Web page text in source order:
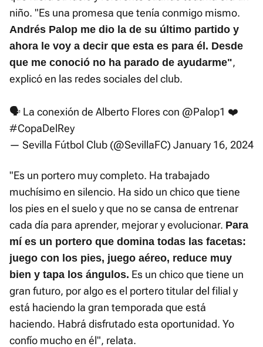
niño. "Es una promesa que tenía conmigo mismo.
Andrés Palop me dio la de su último partido y
ahora le voy a decir que esta es para él. Desde
que me conoció no ha parado de ayudarme",
explicó en las redes sociales del club.
🗣️ La conexión de Alberto Flores con @Palop1 ❤️
#CopaDelRey
— Sevilla Fútbol Club (@SevillaFC) January 16, 2024
"Es un portero muy completo. Ha trabajado
muchísimo en silencio. Ha sido un chico que tiene
los pies en el suelo y que no se cansa de entrenar
cada día para aprender, mejorar y evolucionar. Para
mí es un portero que domina todas las facetas:
juego con los pies, juego aéreo, reduce muy
bien y tapa los ángulos. Es un chico que tiene un
gran futuro, por algo es el portero titular del filial y
está haciendo la gran temporada que está
haciendo. Habrá disfrutado esta oportunidad. Yo
confío mucho en él", relata.